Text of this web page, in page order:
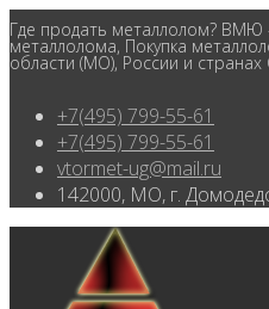
Где продать металлолом?
металлолома, Покупка
области (МО), России и странах
+7(495) 799-55-61
+7(495) 799-55-61
vtormet-ug@mail.ru
142000, МО, г.